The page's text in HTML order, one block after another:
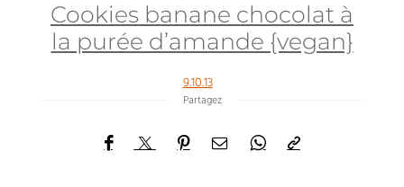
Cookies banane chocolat à
la purée d’amande {vegan}
9.10.13
Partagez